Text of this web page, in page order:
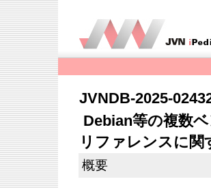
JVNDB-2025-
Debian等の複数
リファレンスに関
概要